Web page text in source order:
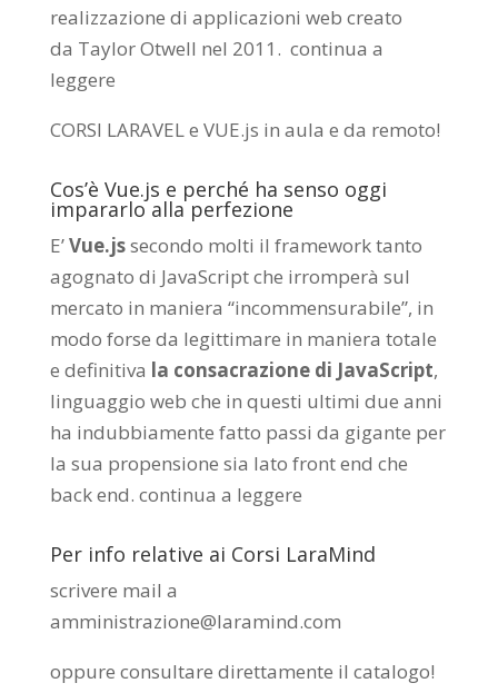
realizzazione di applicazioni web creato
da Taylor Otwell nel 2011. continua a
leggere
CORSI LARAVEL e VUE.js in aula e da remoto!
Cos’è Vue.js e perché ha senso oggi
impararlo alla perfezione
E’Vue.jssecondo molti il framework tanto
agognato di JavaScript che irromperà sul
mercato in maniera “incommensurabile”, in
modo forse da legittimare in maniera totale
e definitiva la consacrazione di JavaScript,
linguaggio web che in questi ultimi due anni
ha indubbiamente fatto passi da gigante per
la sua propensione sia lato front end che
back end. continua a leggere
Per info relative ai Corsi LaraMind
scrivere mail a
amministrazione@laramind.com
oppure consultare direttamente il catalogo!